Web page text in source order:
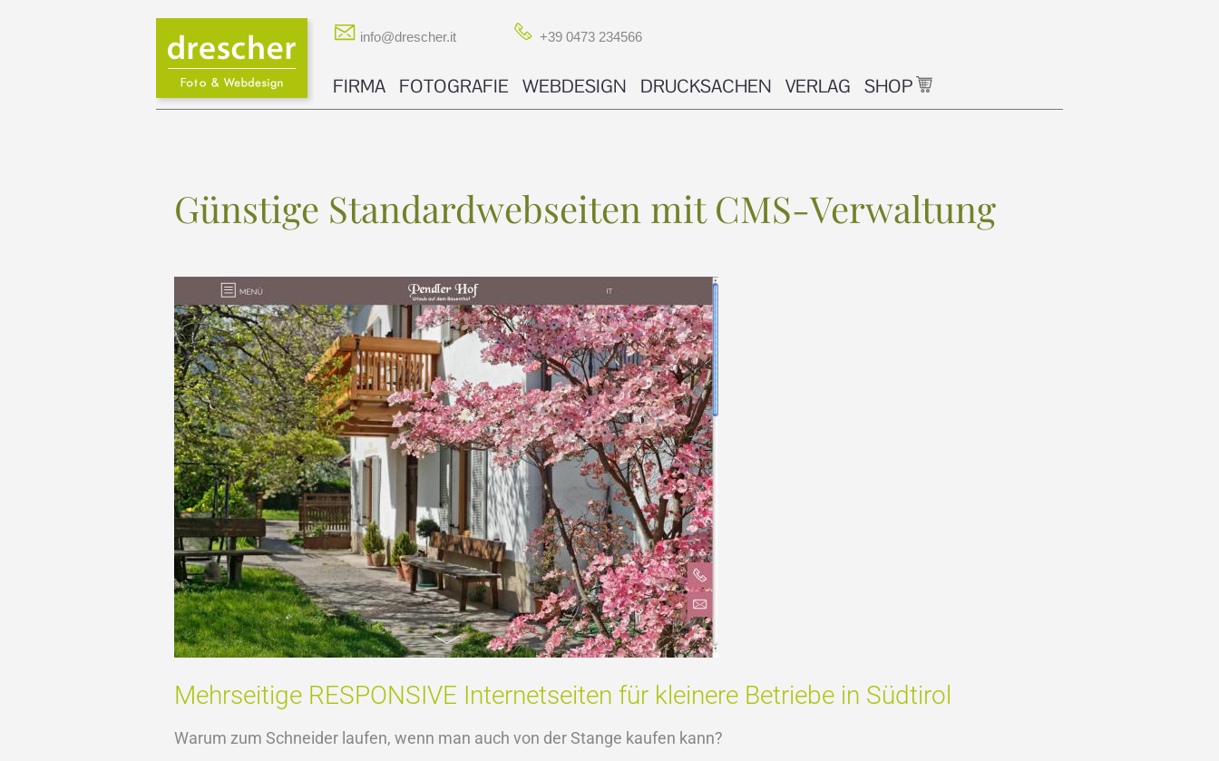
info@drescher.it +39 0473 234566
FIRMA FOTOGRAFIE WEBDESIGN DRUCKSACHEN VERLAG SHOP
Günstige Standardwebseiten mit CMS-Verwaltung
Mehrseitige RESPONSIVE Internetseiten für kleinere Betriebe in Südtirol
Warum zum Schneider laufen, wenn man auch von der Stange kaufen kann?